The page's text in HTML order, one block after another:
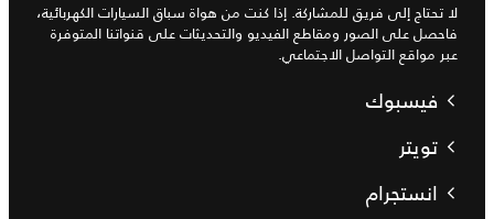
لا تحتاج إلى فريق للمشاركة. إذا كنت من هواة سباق السيارات الكهربائية،
فاحصل على الصور ومقاطع الفيديو والتحديثات على قنواتنا المتوفرة
عبر مواقع التواصل الاجتماعي.
فيسبوك
تويتر
انستجرام